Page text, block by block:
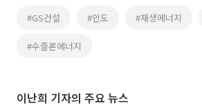
#GS건설 #인도 #재생에너지
#수즐론에너지
이난희 기자의 주요 뉴스